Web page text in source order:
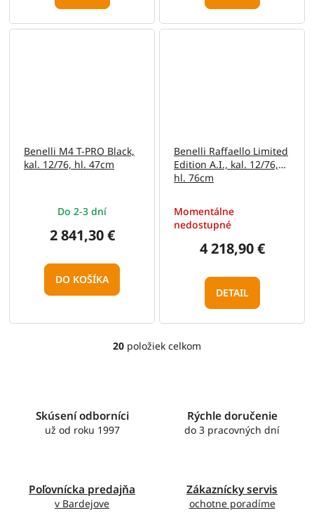
Benelli M4 T-PRO Black,
kal. 12/76, hl. 47cm
Do 2-3 dní
2 841,30 €
DO KOŠÍKA
Benelli Raffaello Limited
Edition A.I., kal. 12/76,
hl. 76cm
Momentálne
nedostupné
4 218,90 €
DETAIL
O
20 položiek celkom
Skúsení odborníci
už od roku 1997
Rýchle doručenie
do 3 pracovných dní
Poľovnícka predajňa
v Bardejove
Zákaznícky servis
ochotne poradíme